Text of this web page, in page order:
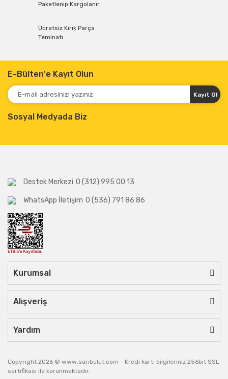
Paketlenip Kargolanır
Ücretsiz Kırık Parça
Teminatı
E-Bülten'e Kayıt Olun
Kayıt Ol
Sosyal Medyada Biz
Destek Merkezi 0 (312) 995 00 13
WhatsApp İletişim 0 (536) 791 86 86
Kurumsal
Alışveriş
Yardım
Copyright 2026 © www.saribulut.com - Kredi kartı bilgileriniz 256bit SSL
sertifikası ile korunmaktadır.